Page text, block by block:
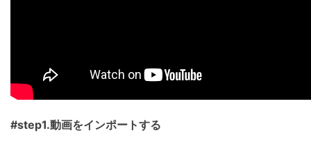
#step1.動画をインポートする